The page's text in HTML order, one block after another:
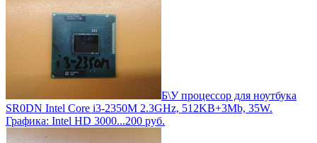
Б\У процессор для ноутбука
SR0DN Intel Core i3-2350M 2.3GHz, 512KB+3Mb, 35W.
Графика: Intel HD 3000...200 руб.